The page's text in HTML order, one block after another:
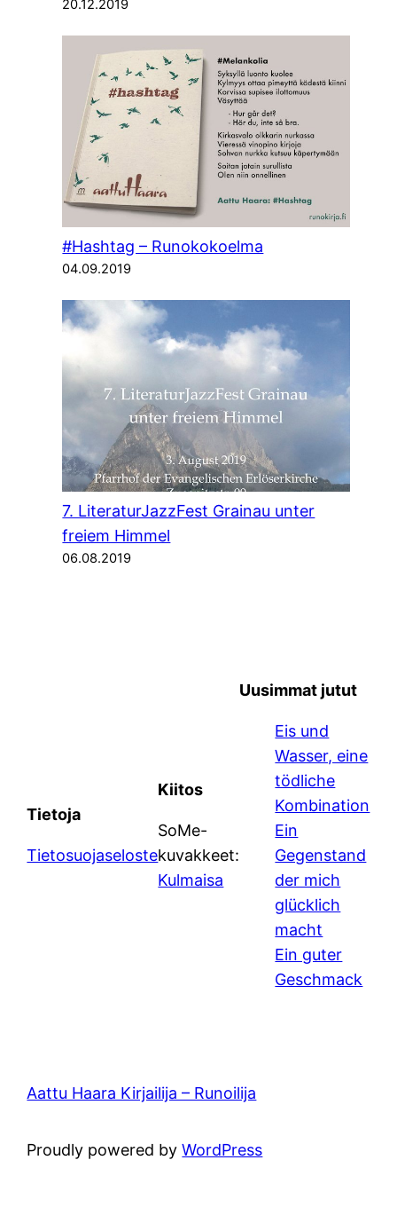
20.12.2019
#Hashtag – Runokokoelma
04.09.2019
7. LiteraturJazzFest Grainau unter
freiem Himmel
06.08.2019
Tietoja
Tietosuojaseloste
Kiitos
SoMe-
kuvakkeet:
Kulmaisa
Uusimmat jutut
Eis und
Wasser, eine
tödliche
Kombination
Ein
Gegenstand
der mich
glücklich
macht
Ein guter
Geschmack
Aattu Haara Kirjailija – Runoilija
Proudly powered byWordPress